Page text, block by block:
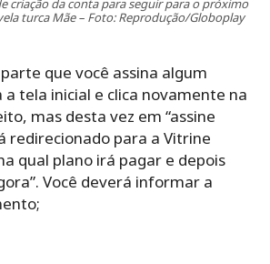
criação da conta para seguir para o próximo
turca Mãe – Foto: Reprodução/Globoplay
que você assina algum
a tela inicial e clica novamente na
mas desta vez em “assine
redirecionado para a Vitrine
qual plano irá pagar e depois
Você deverá informar a